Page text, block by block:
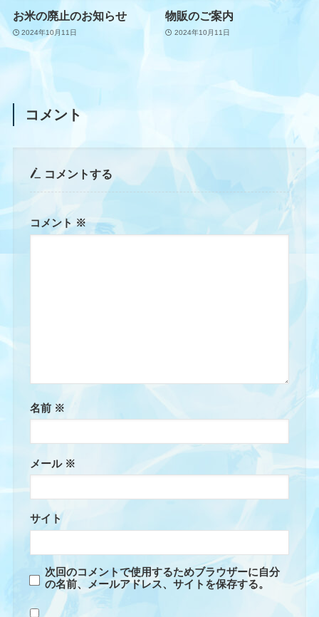
お米の廃止のお知らせ
2024年10月11日
物販のご案内
2024年10月11日
コメント
コメントする
コメント ※
名前 ※
メール ※
サイト
次回のコメントで使用するためブラウザーに自分
の名前、メールアドレス、サイトを保存する。